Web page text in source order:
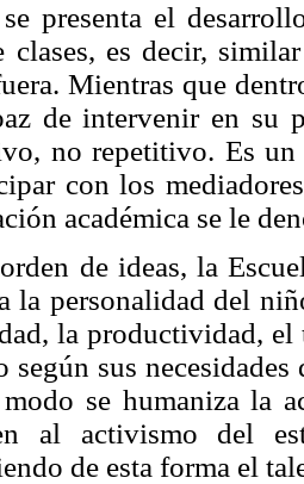
presenta el
clases, es decir,
Mientras que
de intervenir en su
no repetitivo. Es
con los
académica se le
de ideas, la
la personalidad del
la productividad, el
según sus
se humaniza la
al activismo del
de esta forma el